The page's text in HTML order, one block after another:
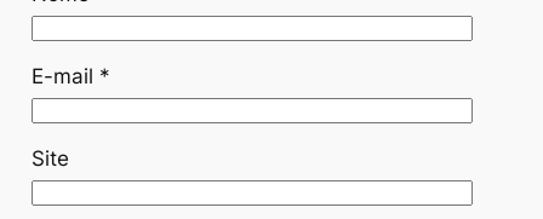
E-mail *
Site